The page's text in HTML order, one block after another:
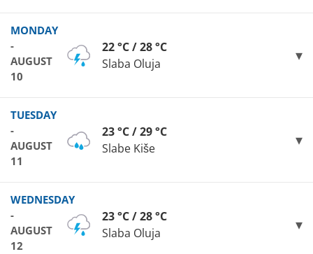
MONDAY
-
AUGUST
10
22 °C / 28 °C
Slaba Oluja
TUESDAY
-
AUGUST
11
23 °C / 29 °C
Slabe Kiše
WEDNESDAY
-
AUGUST
12
23 °C / 28 °C
Slaba Oluja